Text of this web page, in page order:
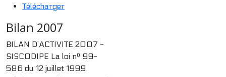
Télécharger
Bilan 2007
BILAN D’ACTIVITE 2007 -
SISCODIPE La loi nº 99-
586 du 12 juillet 1999